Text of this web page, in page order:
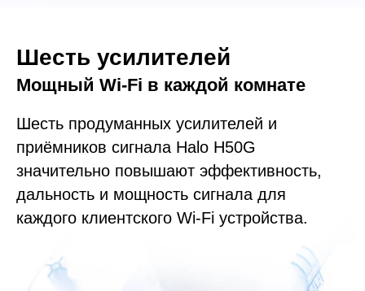
Шесть усилителей
Мощный Wi-Fi в каждой комнате
Шесть продуманных усилителей и
приёмников сигнала Halo H50G
значительно повышают эффективность,
дальность и мощность сигнала для
каждого клиентского Wi-Fi устройства.